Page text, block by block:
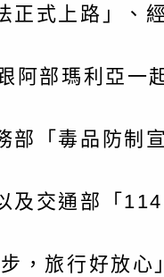
福婚姻系
開心
中心辦理
三十．創
桃園區西
度區域
用與實
政府LED
度區域
「怪創劇
聲音與故
及再申訴
新聞傳
務政策溝
創園區5
正式上路」、
阿部瑪利亞一
部「毒品防制
及交通部「
，旅行好放心